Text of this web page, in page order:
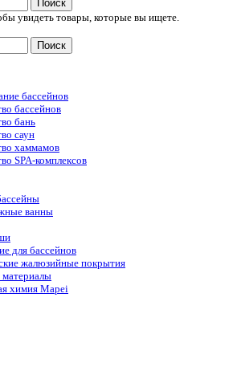
Поиск
увидеть товары, которые вы ищете.
Поиск
бассейнов
бассейнов
бань
саун
хаммамов
SPA-комплексов
ванны
для бассейнов
жалюзийные покрытия
химия Mapei